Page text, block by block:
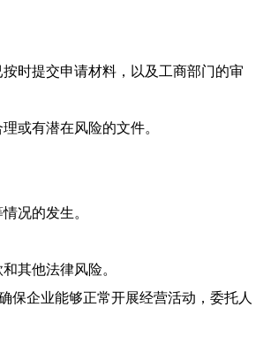
时提交申请材料，以及工商部门的审
或有潜在风险的文件。
况的发生。
其他法律风险。
保企业能够正常开展经营活动，委托人